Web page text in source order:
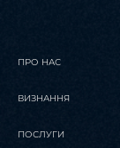
ПРО НАС
ВИЗНАННЯ
ПОСЛУГИ